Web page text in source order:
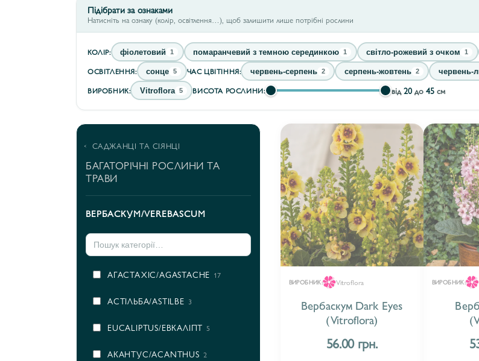
Підібрати за ознаками
Натисніть на ознаку (колір, освітлення…), щоб залишити лише потрібні рослини
КОЛІР: фіолетовий 1 помаранчевий з темною серединкою 1 світло-рожевий з очком 1
ОСВІТЛЕННЯ: сонце 5 ЧАС ЦВІТІННЯ: червень-серпень 2 серпень-жовтень 2 червень-
ВИРОБНИК: Vitroflora 5 ВИСОТА РОСЛИНИ: від20 до45 см
САДЖАНЦІ ТА СІЯНЦІ
БАГАТОРІЧНІ РОСЛИНИ ТА
ТРАВИ
ВЕРБАСКУМ/VEREBASCUM
AГАСТАХІС/AGASTACHE 17
AСТІЛЬБА/ASTILBE 3
EUCALIPTUS/ЕВКАЛІПТ 5
АКАНТУС/ACANTHUS 2
ВИРОБНИК: Vitroflora
Вербаскум Dark Eyes
(Vitroflora)
56.00 грн.
ВИРОБНИК: